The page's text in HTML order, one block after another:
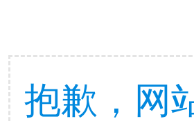
抱歉，网